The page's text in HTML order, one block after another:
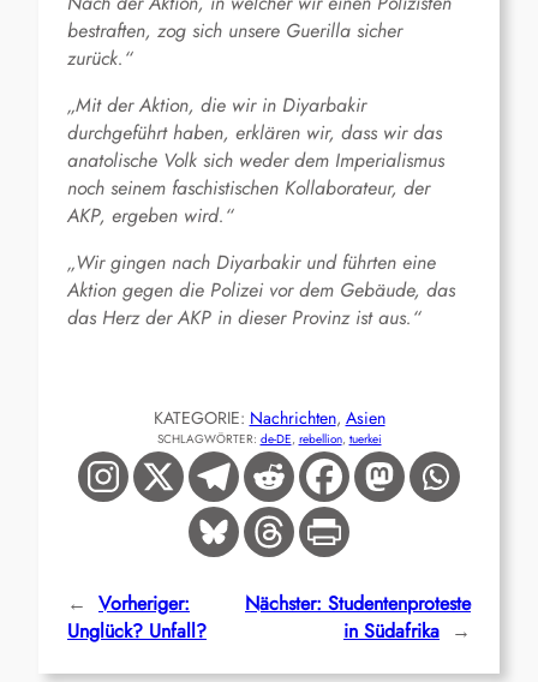
bestraften, zog sich unsere Guerilla sicher
zurück.“
„Mit der Aktion, die wir in Diyarbakir
durchgeführt haben, erklären wir, dass wir das
anatolische Volk sich weder dem Imperialismus
noch seinem faschistischen Kollaborateur, der
AKP, ergeben wird.“
„Wir gingen nach Diyarbakir und führten eine
Aktion gegen die Polizei vor dem Gebäude, das
das Herz der AKP in dieser Provinz ist aus.“
KATEGORIE: Nachrichten, Asien
SCHLAGWÖRTER: de-DE, rebellion, tuerkei
← Vorheriger:
Unglück? Unfall?
Nächster: Studentenproteste
in Südafrika →